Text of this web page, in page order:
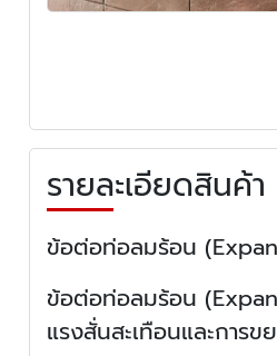
รายละเอียดสินค้า
ข้อต่อท่อลมร้อน
ข้อต่อท่อลมร้อน
แรงสั่นสะเทือนและการ